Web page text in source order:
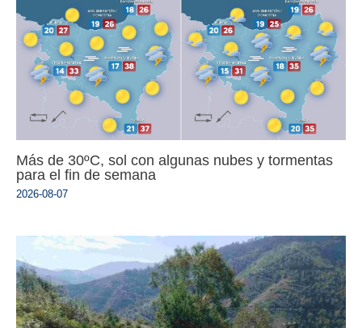
Más de 30ºC, sol con algunas nubes y tormentas
para el fin de semana
2026-08-07